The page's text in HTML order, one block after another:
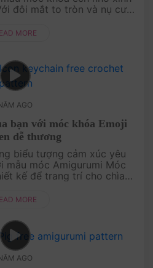
đôi mắt to tròn và nụ cười
kỳ chùm chìa ....
MORE
AGO
bạn với móc khóa Emoji
dễ thương
biểu tượng cảm xúc yêu
mẫu móc Amigurumi Móc
kế để trang trí cho chìa
Dù là mặt cười....
MORE
AGO